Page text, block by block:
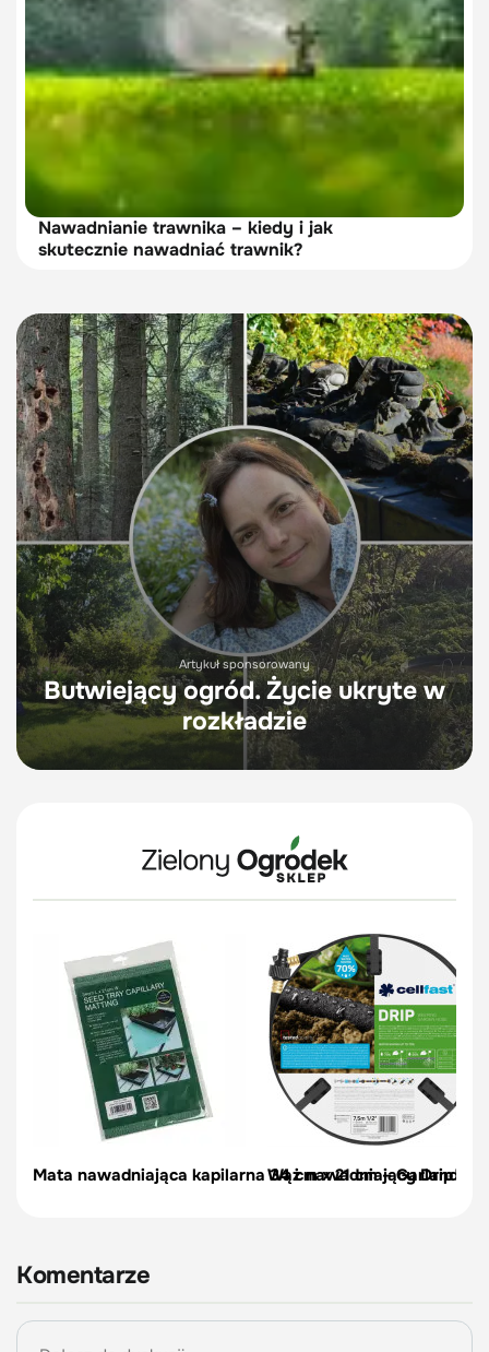
Nawadnianie trawnika – kiedy i jak
skutecznie nawadniać trawnik?
Artykuł sponsorowany
Butwiejący ogród. Życie ukryte w
rozkładzie
Mata nawadniająca kapilarna 34 cm x 21 cm – Garland
Wąż nawadniający Drip 1/
Komentarze